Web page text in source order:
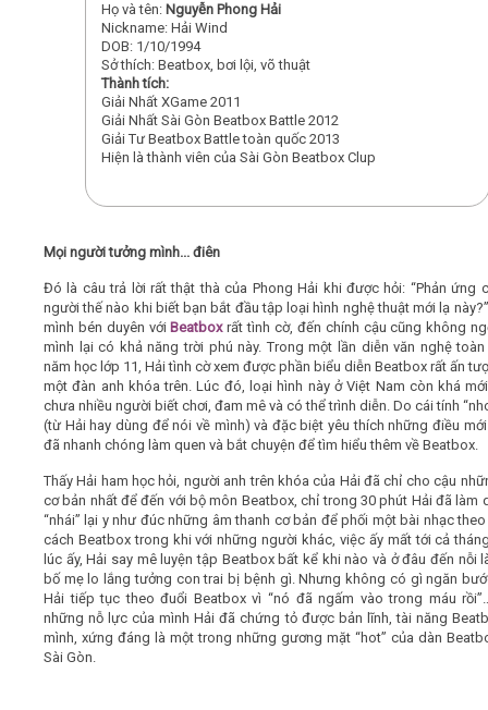
Họ và tên: Nguyễn Phong Hải
Nickname: Hải Wind
DOB: 1/10/1994
Sở thích: Beatbox, bơi lội, võ thuật
Thành tích:
Giải Nhất XGame 2011
Giải Nhất Sài Gòn Beatbox Battle 2012
Giải Tư Beatbox Battle toàn quốc 2013
Hiện là thành viên của Sài Gòn Beatbox Clup
Mọi người tưởng mình... điên
Đó là câu trả lời rất thật thà của Phong Hải khi được hỏi: “Phản ứng
người thế nào khi biết bạn bắt đầu tập loại hình nghệ thuật mới lạ
mình bén duyên với Beatbox rất tình cờ, đến chính cậu cũng không
mình lại có khả năng trời phú này. Trong một lần diễn văn nghệ
năm học lớp 11, Hải tình cờ xem được phần biểu diễn Beatbox rất ấn
một đàn anh khóa trên. Lúc đó, loại hình này ở Việt Nam còn khá
chưa nhiều người biết chơi, đam mê và có thể trình diễn. Do cái tính
(từ Hải hay dùng để nói về mình) và đặc biệt yêu thích những điều
đã nhanh chóng làm quen và bắt chuyện để tìm hiểu thêm về Beatbox.
Thấy Hải ham học hỏi, người anh trên khóa của Hải đã chỉ cho cậu
cơ bản nhất để đến với bộ môn Beatbox, chỉ trong 30 phút Hải đã làm
“nhái” lại y như đúc những âm thanh cơ bản để phối một bài nhạc
cách Beatbox trong khi với những người khác, việc ấy mất tới cả
lúc ấy, Hải say mê luyện tập Beatbox bất kể khi nào và ở đâu đến nỗi
bố mẹ lo lắng tưởng con trai bị bệnh gì.Nhưng không có gì ngăn
Hải tiếp tục theo đuổi Beatbox vì “nó đã ngấm vào trong máu
những nỗ lực của mình Hải đã chứng tỏ được bản lĩnh, tài năng
mình, xứng đáng là một trong những gương mặt “hot” của dàn
Sài Gòn.